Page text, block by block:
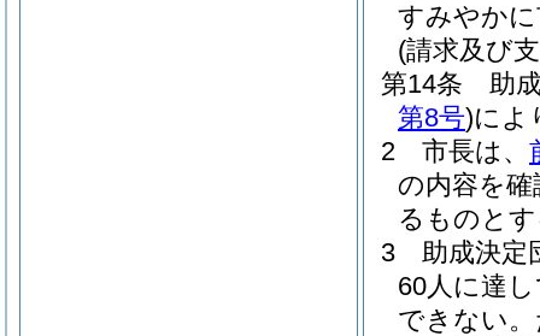
すみやか
(請求及び
第14条
助
第8号)によ
2
市長は、
の内容を
るものと
3
助成決定
60人に達
できない。